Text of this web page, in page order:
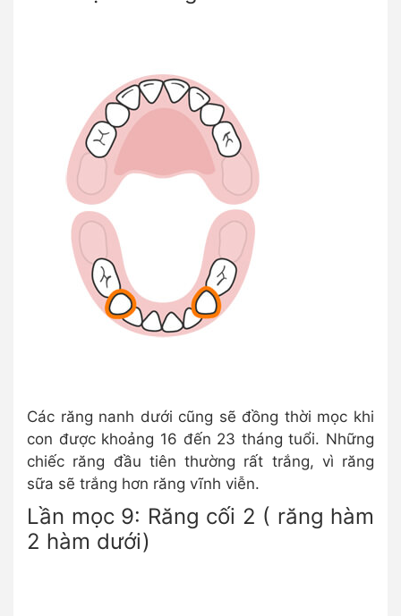
Các răng nanh dưới cũng sẽ đồng thời mọc khi
con được khoảng 16 đến 23 tháng tuổi. Những
chiếc răng đầu tiên thường rất trắng, vì răng
sữa sẽ trắng hơn răng vĩnh viễn.
Lần mọc 9: Răng cối 2 ( răng hàm
2 hàm dưới)